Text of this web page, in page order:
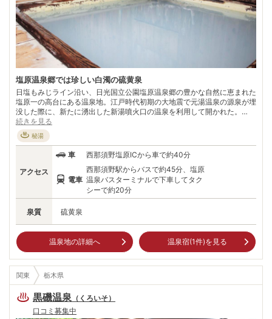
塩原温泉郷では珍しい白濁の硫黄泉
日塩もみじライン沿い、日光国立公園塩原温泉郷の豊かな自然に恵まれた
塩原一の高台にある温泉地。江戸時代初期の大地震で元湯温泉の源泉が埋
没した際に、新たに湧出した新湯噴火口の温泉を利用して開かれた。
「新湯」という地名は元湯の住民が新しく開いた湯という意味で付けたと
いわれ、塩原温泉の奥という意味も付け加えられて現在の「奥塩原新湯温
泉」になったという。 江戸時代の中期には湯治客で賑わっていたという
記録も残る。爆裂火口跡上の湯畑には水蒸気と硫黄の香りが立ち込め、大
自然に抱かれひっそり佇む湯治場の雰囲気を今に伝えている。
続きを見る
秘湯
泉質 硫黄泉
アクセス
車 西那須野塩原ICから車で約40分
電車
西那須野駅からバスで約45分、塩原
温泉バスターミナルで下車してタク
シーで約20分
温泉地の詳細へ 温泉宿(1件)を見る
関東 栃木県
黒磯温泉 （ くろいそ）
口コミ募集中